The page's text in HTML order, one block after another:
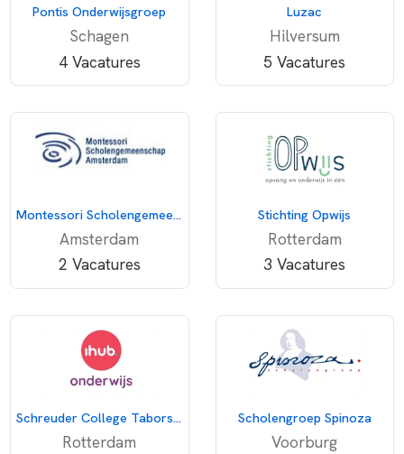
Pontis Onderwijsgroep
Schagen
4 Vacatures
Luzac
Hilversum
5 Vacatures
Montessori Scholengemeenschap Amsterdam
Amsterdam
2 Vacatures
Stichting Opwijs
Rotterdam
3 Vacatures
Schreuder College Taborstraat
Rotterdam
Scholengroep Spinoza
Voorburg